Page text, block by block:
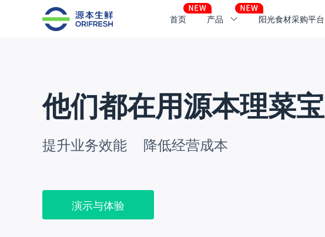
首页 产品 阳光食材采购平台
他们都在用源本理菜宝
提升业务效能 降低经营成本
演示与体验